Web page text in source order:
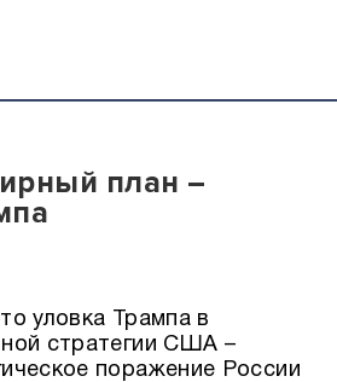
план –
уловка Трампа в
стратегии США –
поражение России